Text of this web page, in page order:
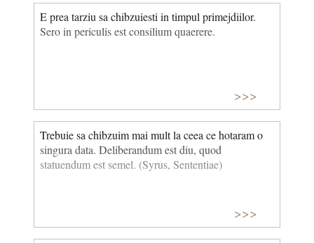
E prea tarziu sa chibzuiesti in timpul primejdiilor.
Sero in periculis est consilium quaerere.
>>>
Trebuie sa chibzuim mai mult la ceea ce hotaram o
singura data. Deliberandum est diu, quod
statuendum est semel. (Syrus, Sententiae)
>>>